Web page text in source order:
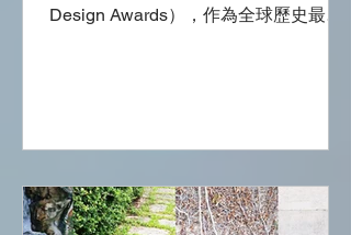
Design Awards），作為全球歷史最悠
（Design for Better）強調設計在塑造
演的重要角色。從重新構想產品與服
務，到重塑城市與系統，該獎項展示設